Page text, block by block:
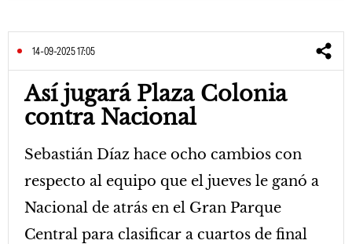
14-09-2025 17:05
Así jugará Plaza Colonia
contra Nacional
Sebastián Díaz hace ocho cambios con
respecto al equipo que el jueves le ganó a
Nacional de atrás en el Gran Parque
Central para clasificar a cuartos de final